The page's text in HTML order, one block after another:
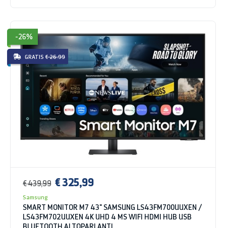
-26%
GRATIS € 26.99
€ 439,99 € 325,99
Samsung
SMART MONITOR M7 43" SAMSUNG LS43FM700UUXEN /
LS43FM702UUXEN 4K UHD 4 MS WIFI HDMI HUB USB